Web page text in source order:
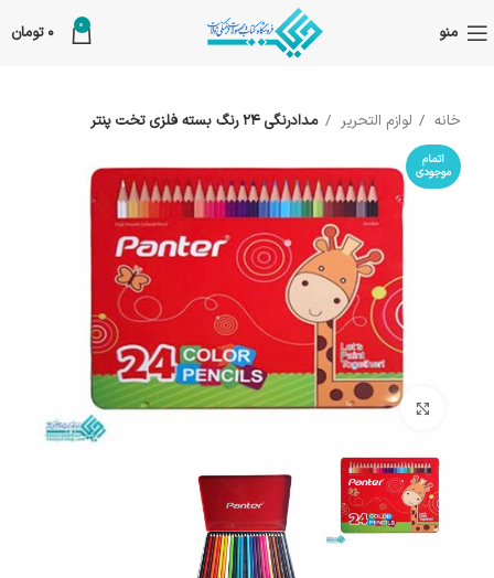
منو 0
0 تومان
خانه لوازم التحریر مدادرنگی 24 رنگ بسته فلزی تخت پنتر
اتمام
موجودی
بزرگنمایی تصویر